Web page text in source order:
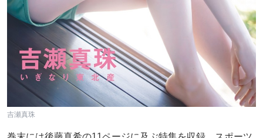
吉瀬真珠